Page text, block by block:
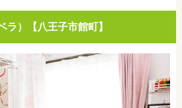
ラ）【八王子市館町】